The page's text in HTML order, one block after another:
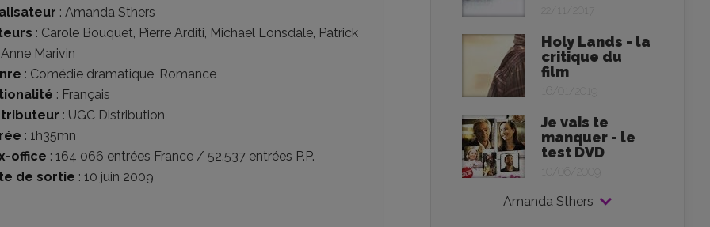
: Amanda Sthers
: Carole Bouquet, Pierre Arditi, Michael Lonsdale, Patrick
Anne Marivin
: Comédie dramatique, Romance
: Français
: UGC Distribution
: 1h35mn
office : 164 066 entrées France / 52.537 entrées P.P.
de sortie : 10 juin 2009
Holy Lands - la
critique du
film
Je vais te
manquer - le
test DVD
Amanda Sthers